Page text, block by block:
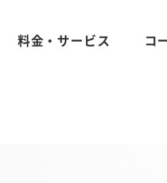
料金・サービス コ